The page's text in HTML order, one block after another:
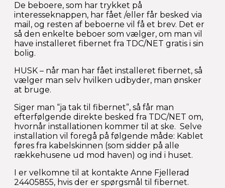
De beboere, som har trykket på
interesseknappen, har fået /eller får besked via
mail, og resten af beboerne vil få et brev. Det er
så den enkelte beboer som vælger, om man vil
have installeret fibernet fra TDC/NET gratis i sin
bolig.
HUSK – når man har fået installeret fibernet, så
vælger man selv hvilken udbyder, man ønsker
at bruge.
Siger man “ja tak til fibernet”, så får man
efterfølgende direkte besked fra TDC/NET om,
hvornår installationen kommer til at ske. Selve
installation vil foregå på følgende måde: Kablet
føres fra kabelskinnen (som sidder på alle
rækkehusene ud mod haven) og ind i huset.
I er velkomne til at kontakte Anne Fjellerad
24405855, hvis der er spørgsmål til fibernet.